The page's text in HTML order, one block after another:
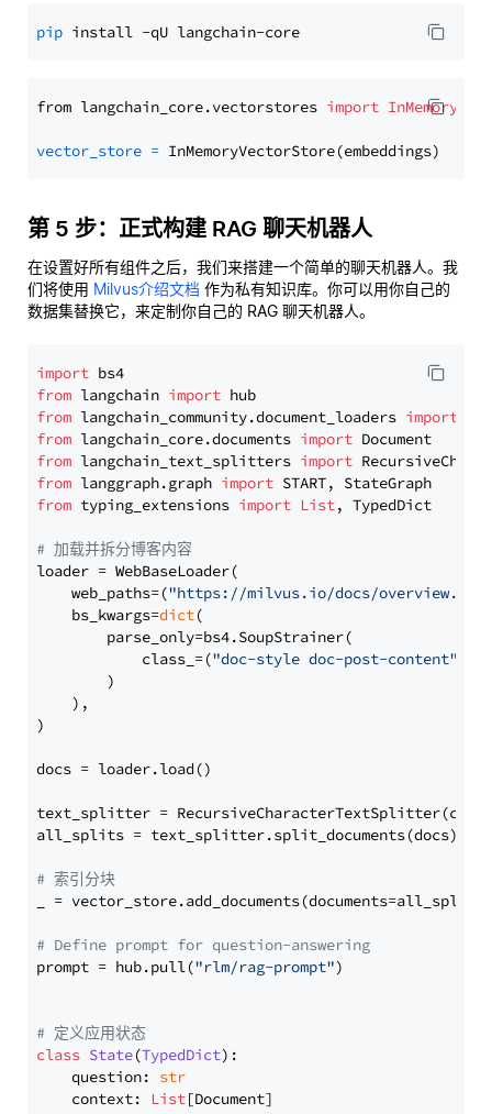
pip
from langchain_core.vectorstores import
vector_store =
第 5 步：正式构建 RAG 聊天机器人
在设置好所有组件之后，我们来搭建一个简单的聊天机器人。我
们将使用 Milvus介绍文档 作为私有知识库。你可以用你自己的
数据集替换它，来定制你自己的 RAG 聊天机器人。
import
from langchain import
from langchain_community.document_loaders import
from langchain_core.documents import
from langchain_text_splitters import
from langgraph.graph import
from typing_extensions import List, TypedDict
# 加载并拆分博客内容
loader = WebBaseLoader(
    web_paths=(
"https://milvus.io/docs/overview.md"
    bs_kwargs=
dict(
        parse_only=bs4.SoupStrainer(
            class_=(
"doc-style doc-post-content"
        )
    ),
)
docs = loader.load()
text_splitter =
all_splits = text_splitter.split_documents(docs)
# 索引分块
_ = vector_store.add_documents(documents=all_splits)
# Define prompt for question-answering
prompt = hub.pull("rlm/rag-prompt")
# 定义应用状态
class State(TypedDict):
    question:
str
    context:
List[Document]